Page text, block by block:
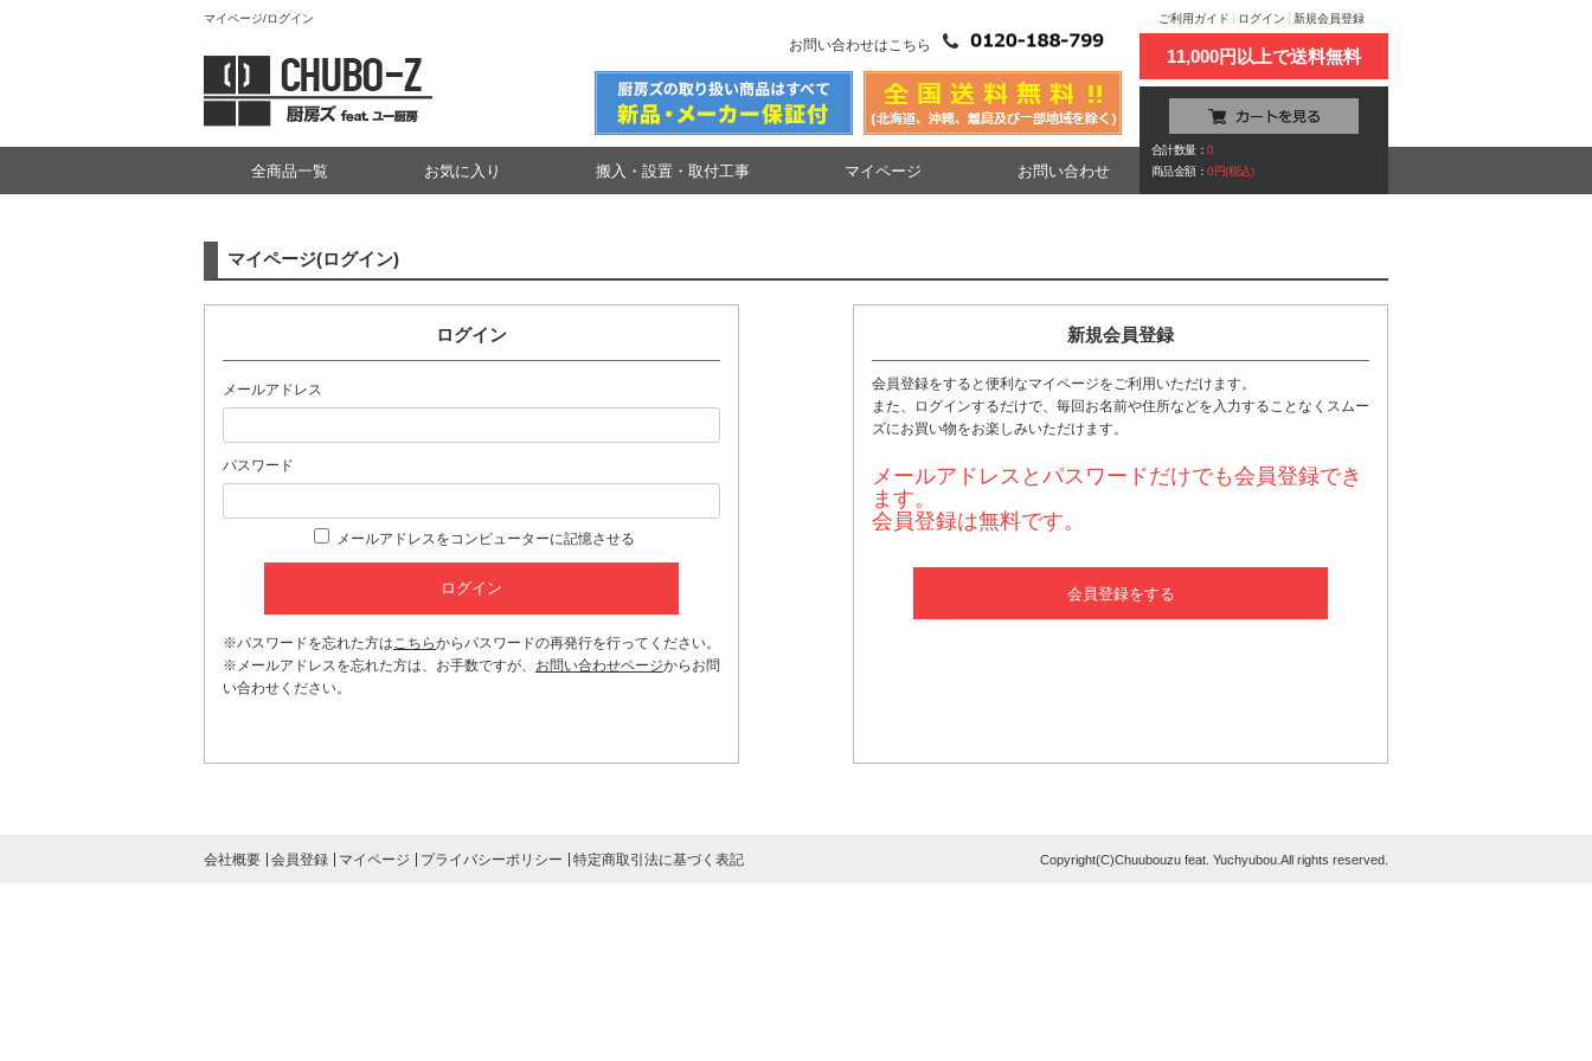
マイページ/ログイン
お問い合わせはこちら
ご利用ガイド ログイン 新規会員登録
11,000円以上で送料無料
合計数量：0
商品金額：0円(税込)
全商品一覧 お気に入り 搬入・設置・取付工事 マイページ お問い合わせ
マイページ(ログイン)
ログイン
メールアドレス
パスワード
メールアドレスをコンピューターに記憶させる
※パスワードを忘れた方はこちらからパスワードの再発行を行ってください。
※メールアドレスを忘れた方は、お手数ですが、 お問い合わせページからお問
い合わせください。
新規会員登録
会員登録をすると便利なマイページをご利用いただけます。
また、ログインするだけで、毎回お名前や住所などを入力することなくスムー
ズにお買い物をお楽しみいただけます。
メールアドレスとパスワードだけでも会員登録でき
ます。
会員登録は無料です。
会員登録をする
会社概要 会員登録 マイページ プライバシーポリシー 特定商取引法に基づく表記 Copyright(C)Chuubouzu feat. Yuchyubou.All rights reserved.